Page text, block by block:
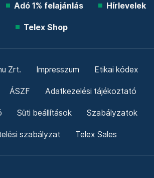
Adó 1% felajánlás Hírlevelek
Telex Shop
Zrt. Impresszum Etikai kódex
ÁSZF Adatkezelési tájékoztató
Süti beállítások Szabályzatok
szabályzat Telex Sales